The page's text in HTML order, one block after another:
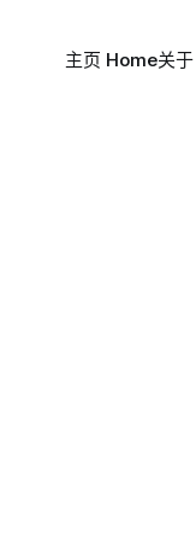
主页 Home关